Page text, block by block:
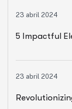
23 abril 2024
5 Impactful
Business
23 abril 2024